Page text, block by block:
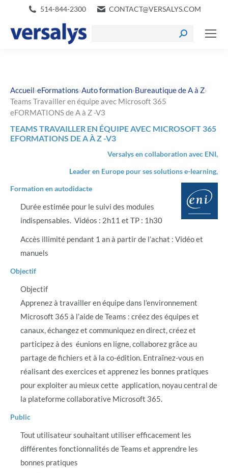
514-844-2300 CONTACT@VERSALYS.COM
Accueil›eFormations›Auto formation›Bureautique de A à Z›
Teams Travailler en équipe avec Microsoft 365
eFORMATIONS de A à Z -V3
TEAMS TRAVAILLER EN ÉQUIPE AVEC MICROSOFT 365
EFORMATIONS DE A À Z -V3
Versalys en collaboration avec ENI,
Leader en Europe pour ses solutions e-learning,
Formation en autodidacte
Durée estimée pour le suivi des modules
indispensables. Vidéos : 2h11 et TP : 1h30
Accès illimité pendant 1 an à partir de l’achat : Vidéo et
manuels
Objectif
Objectif
Apprenez à travailler en équipe dans l’environnement
Microsoft 365 à l’aide de Teams : créez des équipes et
canaux, échangez et communiquez en direct, créez et
participez à des éunions en ligne, collaborez grâce au
partage de fichiers et à la co-édition. Entraînez-vous en
réalisant des exercices et apprenez les bonnes pratiques
pour exploiter au mieux cette application, noyau central de
la plateforme collaborative Microsoft 365.
Public
Tout utilisateur souhaitant utiliser efficacement les
différentes fonctionnalités de Teams et apprendre les
bonnes pratiques